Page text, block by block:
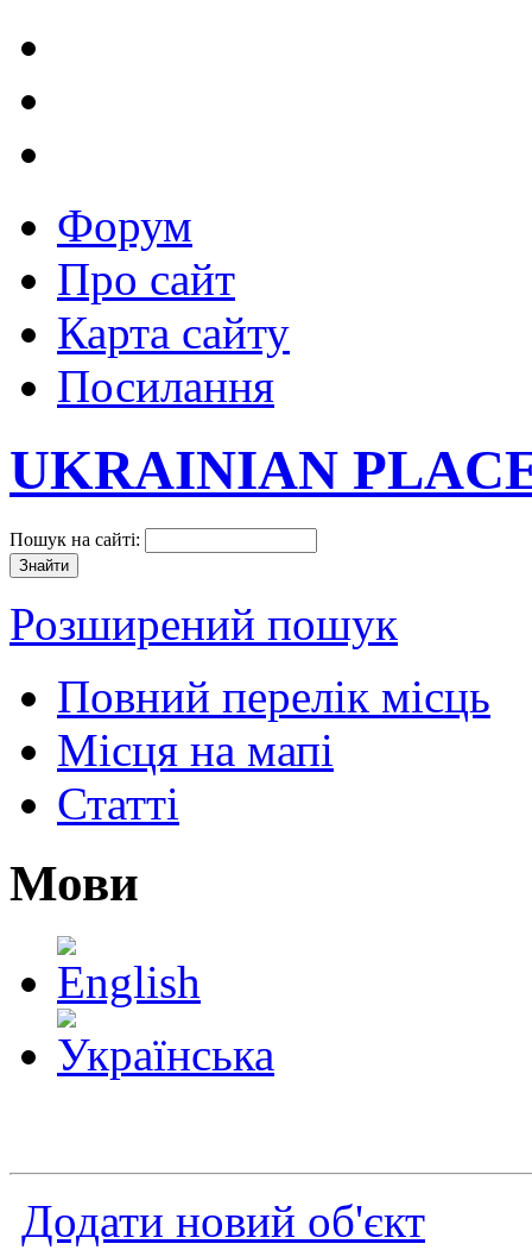
Форум
Про сайт
Карта сайту
Посилання
UKRAINIAN
Пошук на сайті:
Розширений пошук
Повний перелік місць
Місця на мапі
Статті
Мови
Додати новий об'єкт